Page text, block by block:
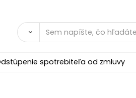
spotrebiteľa od zmluvy